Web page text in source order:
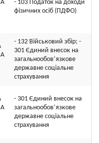
- 103 Податок на доходи
фізичних осіб (ПДФО)
- 132 Військовий збір; -
301 Єдиний внесок на
загальнообов’язкове
державне соціальне
страхування
- 301 Єдиний внесок на
загальнообов’язкове
державне соціальне
страхування